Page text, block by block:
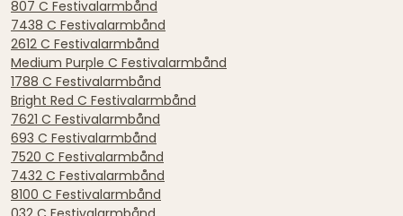
807 C Festivalarmbånd
7438 C Festivalarmbånd
2612 C Festivalarmbånd
Medium Purple C Festivalarmbånd
1788 C Festivalarmbånd
Bright Red C Festivalarmbånd
7621 C Festivalarmbånd
693 C Festivalarmbånd
7520 C Festivalarmbånd
7432 C Festivalarmbånd
8100 C Festivalarmbånd